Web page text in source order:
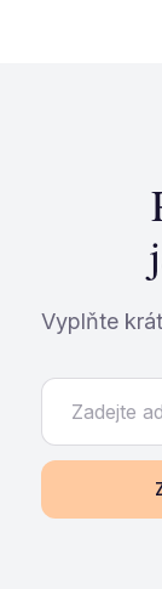
Vyplňte